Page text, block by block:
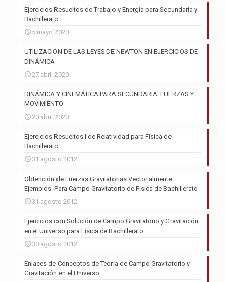
Ejercicios Resueltos de Trabajo y Energía para Secundaria y
Bachillerato
5 mayo 2020
UTILIZACIÓN DE LAS LEYES DE NEWTON EN EJERCICIOS DE
DINÁMICA
27 abril 2020
DINÁMICA Y CINEMÁTICA PARA SECUNDARIA. FUERZAS Y
MOVIMIENTO
20 abril 2020
Ejercicios Resueltos I de Relatividad para Física de
Bachillerato
31 agosto 2012
Obtención de Fuerzas Gravitatorias Vectorialmente:
Ejemplos. Para Campo Gravitatorio de Física de Bachillerato
31 agosto 2012
Ejercicios con Solución de Campo Gravitatorio y Gravitación
en el Universo para Física de Bachillerato
30 agosto 2012
Enlaces de Conceptos de Teoría de Campo Gravitatorio y
Gravitación en el Universo